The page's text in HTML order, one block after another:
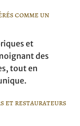
comme un
et
des
tout en
et restaurateurs